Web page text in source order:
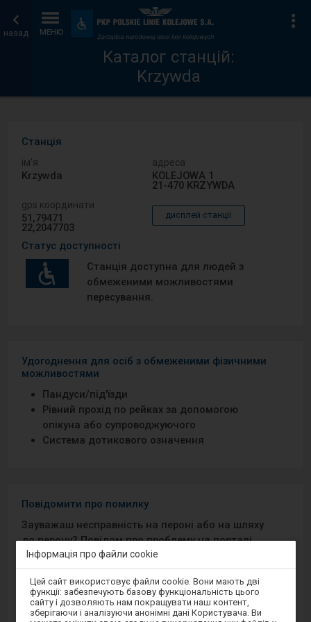
назад МЕНЮ
Пристосування
та
зручності
Каталог
станцій
Головна
сторінка
Каталог станцій:
Krzywda
Станція
ім′я
Krzywda
адреса
KOLEJOWA 1
21-470 KRZYWDA
gps координати
51,79471
22,2047703
дисплей станції
Статус доступності
Станція доступна для людей з
обмеженими можливостями
пересування.
Удогоднення для осіб з обмеженими фізичними
можливостями
Пандуси/під′їзди
Рівний прохід по рейках за допомогою
опікуна або супроводжуючого
Система дотикового означення
Повідомити про помилку
Зауважаш несправність на пероні або на шляху
до перону? Повідом про проблему на порталі
Добрий Перон або через мобільний додаток на
Android/iOS.
Sprawny Peron
Інформація про файли cookie
Увага,
ви
перебуваєте
модальному
Цей сайт використовує файли cookie. Вони мають дві
функції: забезпечують базову функціональність цього
сайту і дозволяють нам покращувати наш контент,
зберігаючи і аналізуючи анонімні дані Користувача. Ви